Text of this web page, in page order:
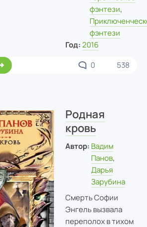
фэнтези,
фэнтези
Год: 2016
0 538
Родная
кровь
Автор: Вадим
Панов,
Дарья
Зарубина
Смерть Софии
Энгель вызвала
переполох в тихом